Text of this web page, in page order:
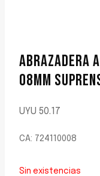
ABRAZADERA
08MM
UYU 50.17
CA: 724110008
Sin existencias